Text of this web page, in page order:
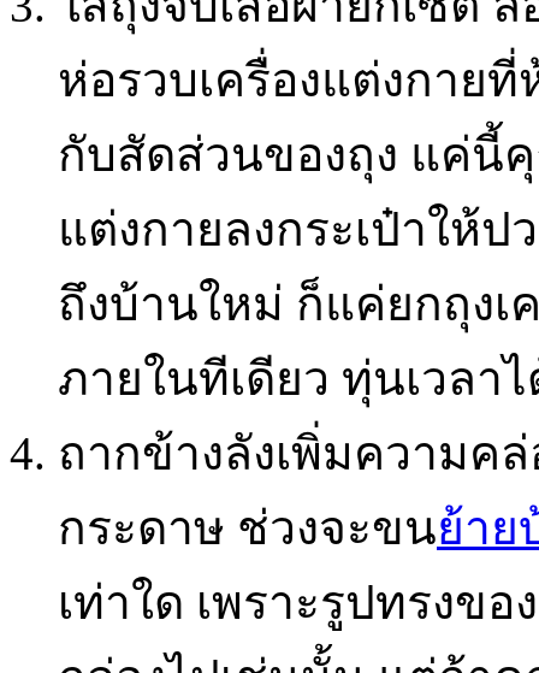
ห่อรวบเครื่องแต่งกาย
กับสัดส่วนของถุง แค่นี้
แต่งกายลงกระเป๋าให้
ถึงบ้านใหม่ ก็แค่ยกถุงเ
ภายในทีเดียว ทุ่นเวลา
ถากข้างลังเพิ่มความค
กระดาษ ช่วงจะขนย้า
เท่าใด เพราะรูปทรงข